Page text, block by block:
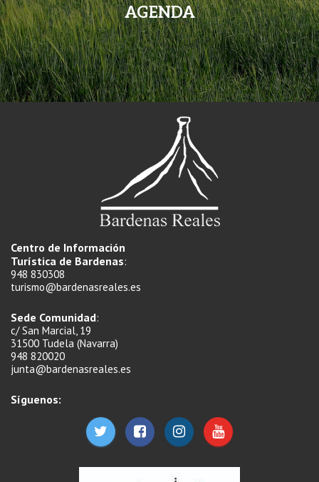
AGENDA
Centro de Información
Turística de Bardenas:
948 830308
turismo@bardenasreales.es
Sede Comunidad:
c/ San Marcial, 19
31500 Tudela (Navarra)
948 820020
junta@bardenasreales.es
Síguenos: